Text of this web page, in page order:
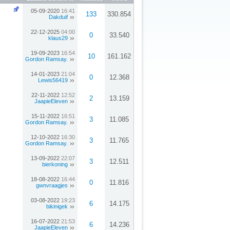
05-09-2020 16:41
Dakduif
133 330.854
22-12-2025 04:00
klaus29
0 33.540
19-09-2023 16:54
Gordon Ramsay.
10 161.162
14-01-2023 21:04
Lewis56419
0 12.368
22-11-2022 12:52
JaapieEleven
2 13.159
15-11-2022 16:51
Gordon Ramsay.
3 11.085
12-10-2022 16:30
Gordon Ramsay.
3 11.765
13-09-2022 22:07
bierkoning
3 12.511
18-08-2022 16:44
gwnvraagjes
0 11.816
03-08-2022 19:23
bikinigek
6 14.175
16-07-2022 21:53
JaapieEleven
6 14.236